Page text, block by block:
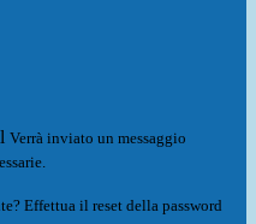
Verrà inviato un messaggio
Effettua il reset della password